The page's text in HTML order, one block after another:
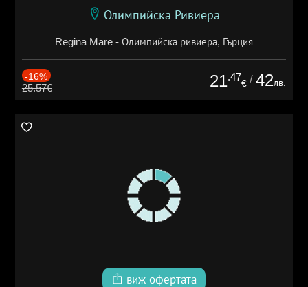
Олимпийска Ривиера
Regina Mare - Олимпийска ривиера, Гърция
-16%
25.57€ 21.47
€ / 42лв.
виж офертата